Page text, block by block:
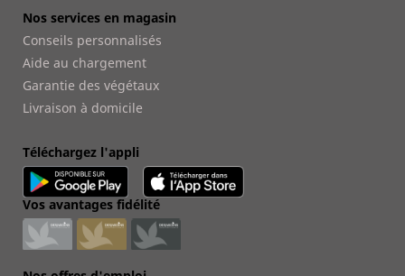
Nos services en magasin
Conseils personnalisés
Aide au chargement
Garantie des végétaux
Livraison à domicile
Téléchargez l'appli
Vos avantages fidélité